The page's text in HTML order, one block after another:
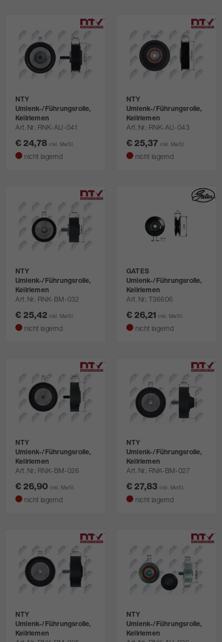
NTY
Umlenk-/Führungsrolle,
Keilriemen
Art. Nr. RNK-AU-041
€ 24,78inkl. MwSt.
nicht lagernd
NTY
Umlenk-/Führungsrolle,
Keilriemen
Art. Nr. RNK-AU-043
€ 25,37inkl. MwSt.
nicht lagernd
NTY
Umlenk-/Führungsrolle,
Keilriemen
Art. Nr. RNK-BM-032
€ 25,42inkl. MwSt.
nicht lagernd
GATES
Umlenk-/Führungsrolle,
Keilriemen
Art. Nr. T36606
€ 26,21inkl. MwSt.
nicht lagernd
NTY
Umlenk-/Führungsrolle,
Keilriemen
Art. Nr. RNK-BM-026
€ 26,90inkl. MwSt.
nicht lagernd
NTY
Umlenk-/Führungsrolle,
Keilriemen
Art. Nr. RNK-BM-027
€ 27,83inkl. MwSt.
nicht lagernd
NTY
Umlenk-/Führungsrolle,
Keilriemen
NTY
Umlenk-/Führungsrolle,
Keilriemen